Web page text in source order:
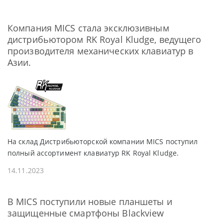
Компания MICS стала эксклюзивным
дистрибьютором RK Royal Kludge, ведущего
производителя механических клавиатур в
Азии.
На склад Дистрибьюторской компании MICS поступил
полный ассортимент клавиатур RK Royal Kludge.
14.11.2023
В MICS поступили новые планшеты и
защищенные смартфоны Blackview